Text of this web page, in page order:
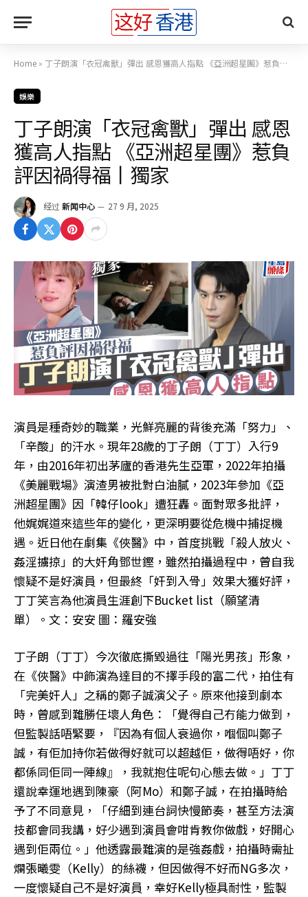
Home » 丁子朗演「衣冠禽獸」彈出 感恩獲高人指點 《亞洲超星團》惹負評因禍得福丨獨家
娛樂
丁子朗演「衣冠禽獸」彈出 感恩
獲高人指點 《亞洲超星團》惹負
評因禍得福丨獨家
经过 新闻中心 27 9 月, 2025
演員是種奇妙的職業，光鮮亮麗的背後充滿「努力」、
「辛酸」的汗水。現年28歲的丁子朗（丁丁）入行9
年，由2016年初出茅廬的香港先生亞軍，2022年拍攝
《美麗戰場》演渣男被批對白油膩，2023年參加《亞
洲超星團》因「韓仔look」遭狂轟。面對眾多批評，
他娓娓道來這些年的變化，更深明要從危機中捕捉機
遇。近日他在劇集《俠醫》中，首度挑戰「殺人放火、
姦淫擄掠」的大奸角鄧世鏗，雖然拍攝過程中，曾自我
懷疑不是好演員，但最終「奸到入骨」效果大獲好評，
丁丁笑言為他演員生涯創下Bucket list（願望清
單）。文：安安 圖：羅安強
丁子朗（丁丁）今次徹底撕毀過往「陽光男孩」形象，
在《俠醫》中飾演為達目的不擇手段的富二代，拍住有
「完美奸人」之稱的鄭子誠演父子。原來他接到劇本
時，曾感到難勝任壞人角色：「覺得自己冇能力做到，
但監製話唔緊要，『因為有個人衰過你，嗰個叫鄭子
誠，有佢加持你若做得好就可以超越佢，做得唔好，你
都係同佢同一陣線』，我就抱住呢句心態去做。」丁丁
還說幸運地遇到陳豪（阿Mo）和鄭子誠，在拍攝時給
予了不同意見，「仔細到連台詞快慢節奏，甚至方法演
技都會同我講，好少遇到演員會咁肯教你做戲，好開心
遇到佢兩位。」他透露最難演的是強姦戲，拍攝時需扯
爛張曦雯（Kelly）的絲襪，但因做得不好而NG多次，
一度懷疑自己不是好演員，幸好Kelly極具耐性，監製